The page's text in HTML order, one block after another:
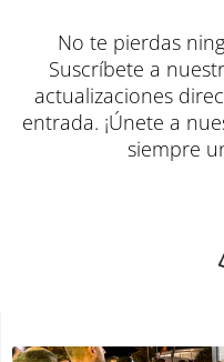
No te pierdas
Suscríbete a
actualizaciones
entrada. ¡Únete a
siempre